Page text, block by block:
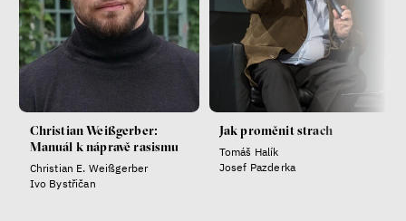
Christian Weißgerber:
Manuál k nápravě rasismu
Christian E. Weißgerber
Ivo Bystřičan
Jak proměnit strach
Tomáš Halík
Josef Pazderka